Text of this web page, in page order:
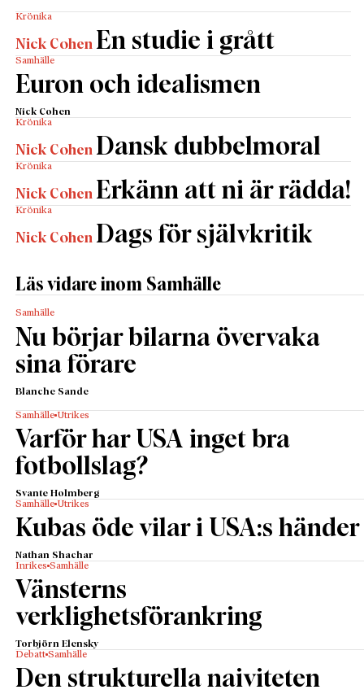
Krönika
Nick Cohen En studie i grått
Samhälle
Euron och idealismen
Nick Cohen
Krönika
Nick Cohen Dansk dubbelmoral
Krönika
Nick Cohen Erkänn att ni är rädda!
Krönika
Nick Cohen Dags för självkritik
Läs vidare inom Samhälle
Samhälle
Nu börjar bilarna övervaka
sina förare
Blanche Sande
Samhälle Utrikes
Varför har USA inget bra
fotbollslag?
Svante Holmberg
Samhälle Utrikes
Kubas öde vilar i USA:s händer
Nathan Shachar
Inrikes Samhälle
Vänsterns
verklighetsförankring
Torbjörn Elensky
Debatt Samhälle
Den strukturella naiviteten